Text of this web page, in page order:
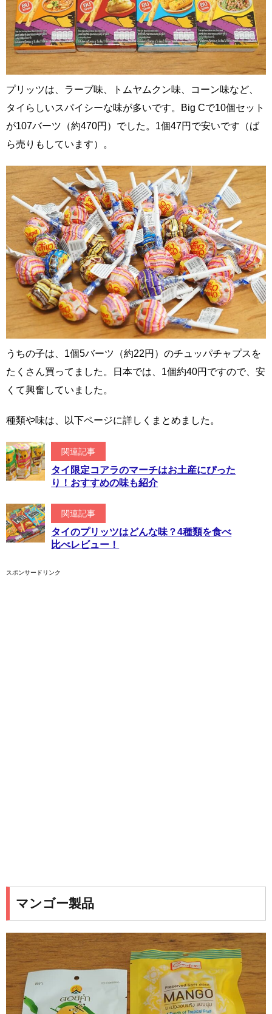
プリッツは、ラーブ味、トムヤムクン味、コーン味など、
タイらしいスパイシーな味が多いです。Big Cで10個セット
が107バーツ（約470円）でした。1個47円で安いです（ば
ら売りもしています）。
うちの子は、1個5バーツ（約22円）のチュッパチャプスを
たくさん買ってました。日本では、1個約40円ですので、安
くて興奮していました。
種類や味は、以下ページに詳しくまとめました。
関連記事
タイ限定コアラのマーチはお土産にぴった
り！おすすめの味も紹介
関連記事
タイのプリッツはどんな味？4種類を食べ
比べレビュー！
スポンサードリンク
マンゴー製品